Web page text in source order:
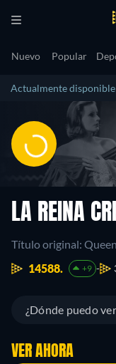
Nuevo Popular
Actualmente
LA REINA
Título original:
14588.
+9
¿Dónde puedo
VER AHORA